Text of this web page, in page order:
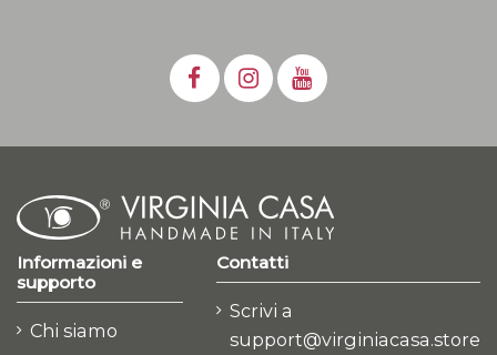
Informazioni e
supporto
Chi siamo
Contatti
Scrivi a
support@virginiacasa.store